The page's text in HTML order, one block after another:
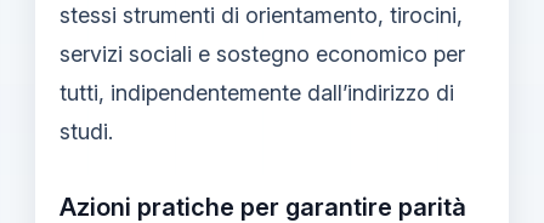
stessi strumenti di orientamento, tirocini,
servizi sociali e sostegno economico per
tutti, indipendentemente dall’indirizzo di
studi.
Azioni pratiche per garantire parità